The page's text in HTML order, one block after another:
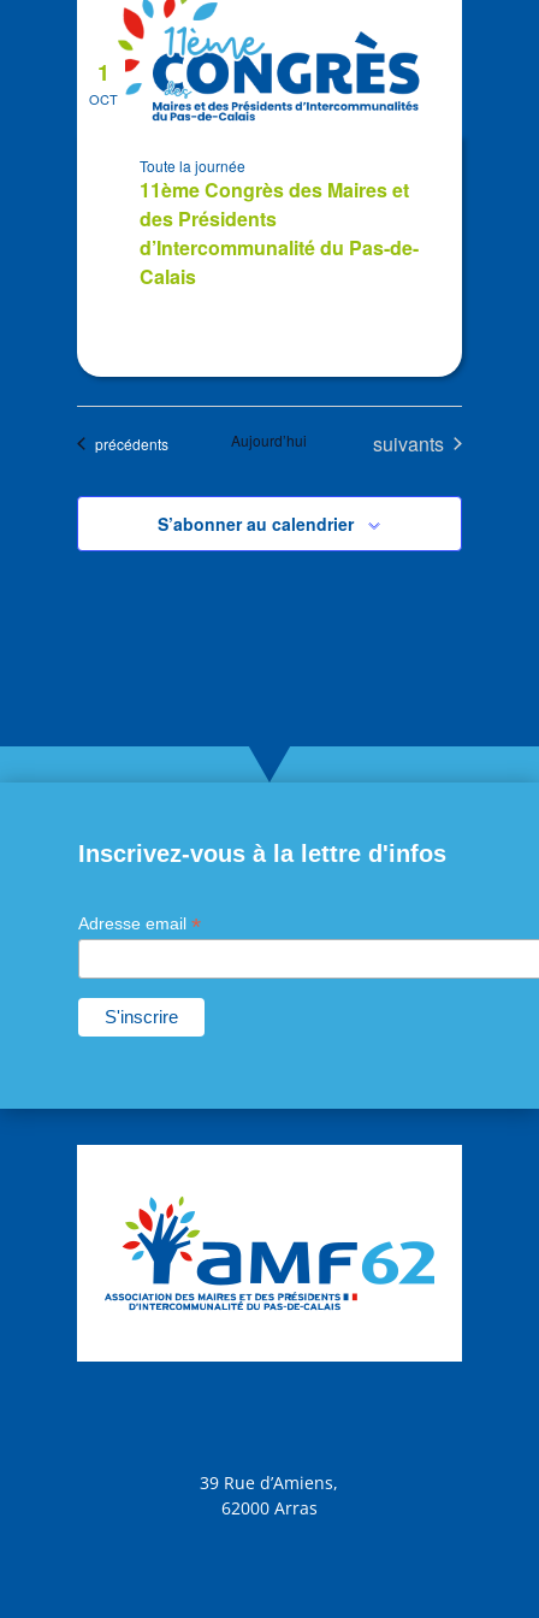
OCT
1
11ème Congrès des Maires et
des Présidents
d’Intercommunalité du Pas-de-
Calais
Toute la journée
Évènements
précédents Aujourd’hui Évènements
suivants
S’abonner au calendrier
Inscrivez-vous à la lettre d'infos
Adresse email *
39 Rue d’Amiens,
62000 Arras